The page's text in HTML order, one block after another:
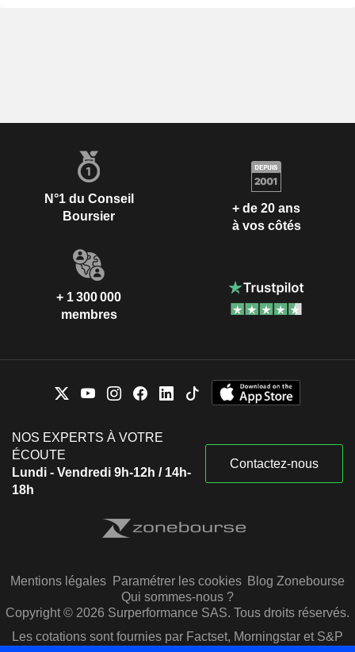
N°1 du Conseil
Boursier
+ de 20 ans
à vos côtés
+ 1 300 000
membres
NOS EXPERTS À VOTRE
ÉCOUTE
Lundi - Vendredi 9h-12h / 14h-
18h
Contactez-nous
Mentions légales Paramétrer les cookies Blog Zonebourse
Qui sommes-nous ?
Copyright © 2026 Surperformance SAS. Tous droits réservés.
Les cotations sont fournies par Factset, Morningstar et S&P